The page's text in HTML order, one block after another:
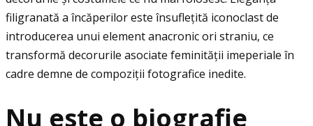
filigranată a încăperilor este însufleţită iconoclast de
introducerea unui element anacronic ori straniu, ce
transformă decorurile asociate feminităţii imeperiale în
cadre demne de compoziţii fotografice inedite.
Nu este o biografie